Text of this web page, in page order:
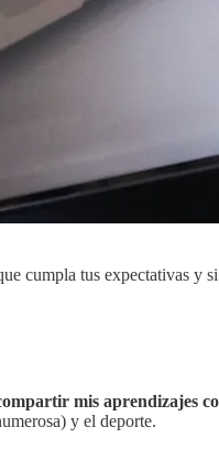
cumpla tus expectativas y
mis aprendizajes
y el deporte.